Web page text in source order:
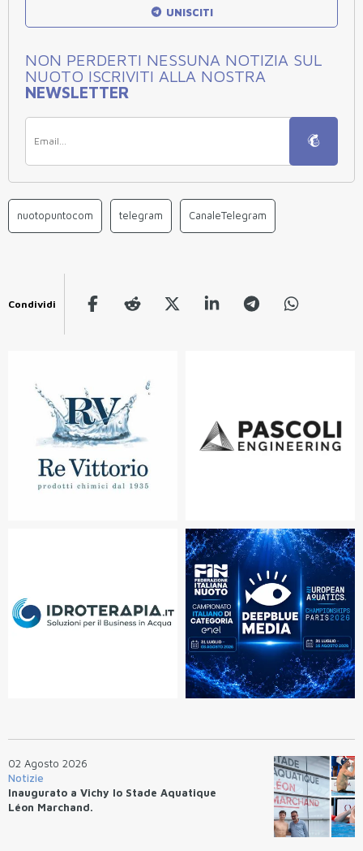
UNISCITI
NON PERDERTI NESSUNA NOTIZIA SUL
NUOTO ISCRIVITI ALLA NOSTRA
NEWSLETTER
nuotopuntocom telegram CanaleTelegram
Condividi
02 Agosto 2026
Notizie
Inaugurato a Vichy lo Stade Aquatique
Léon Marchand.